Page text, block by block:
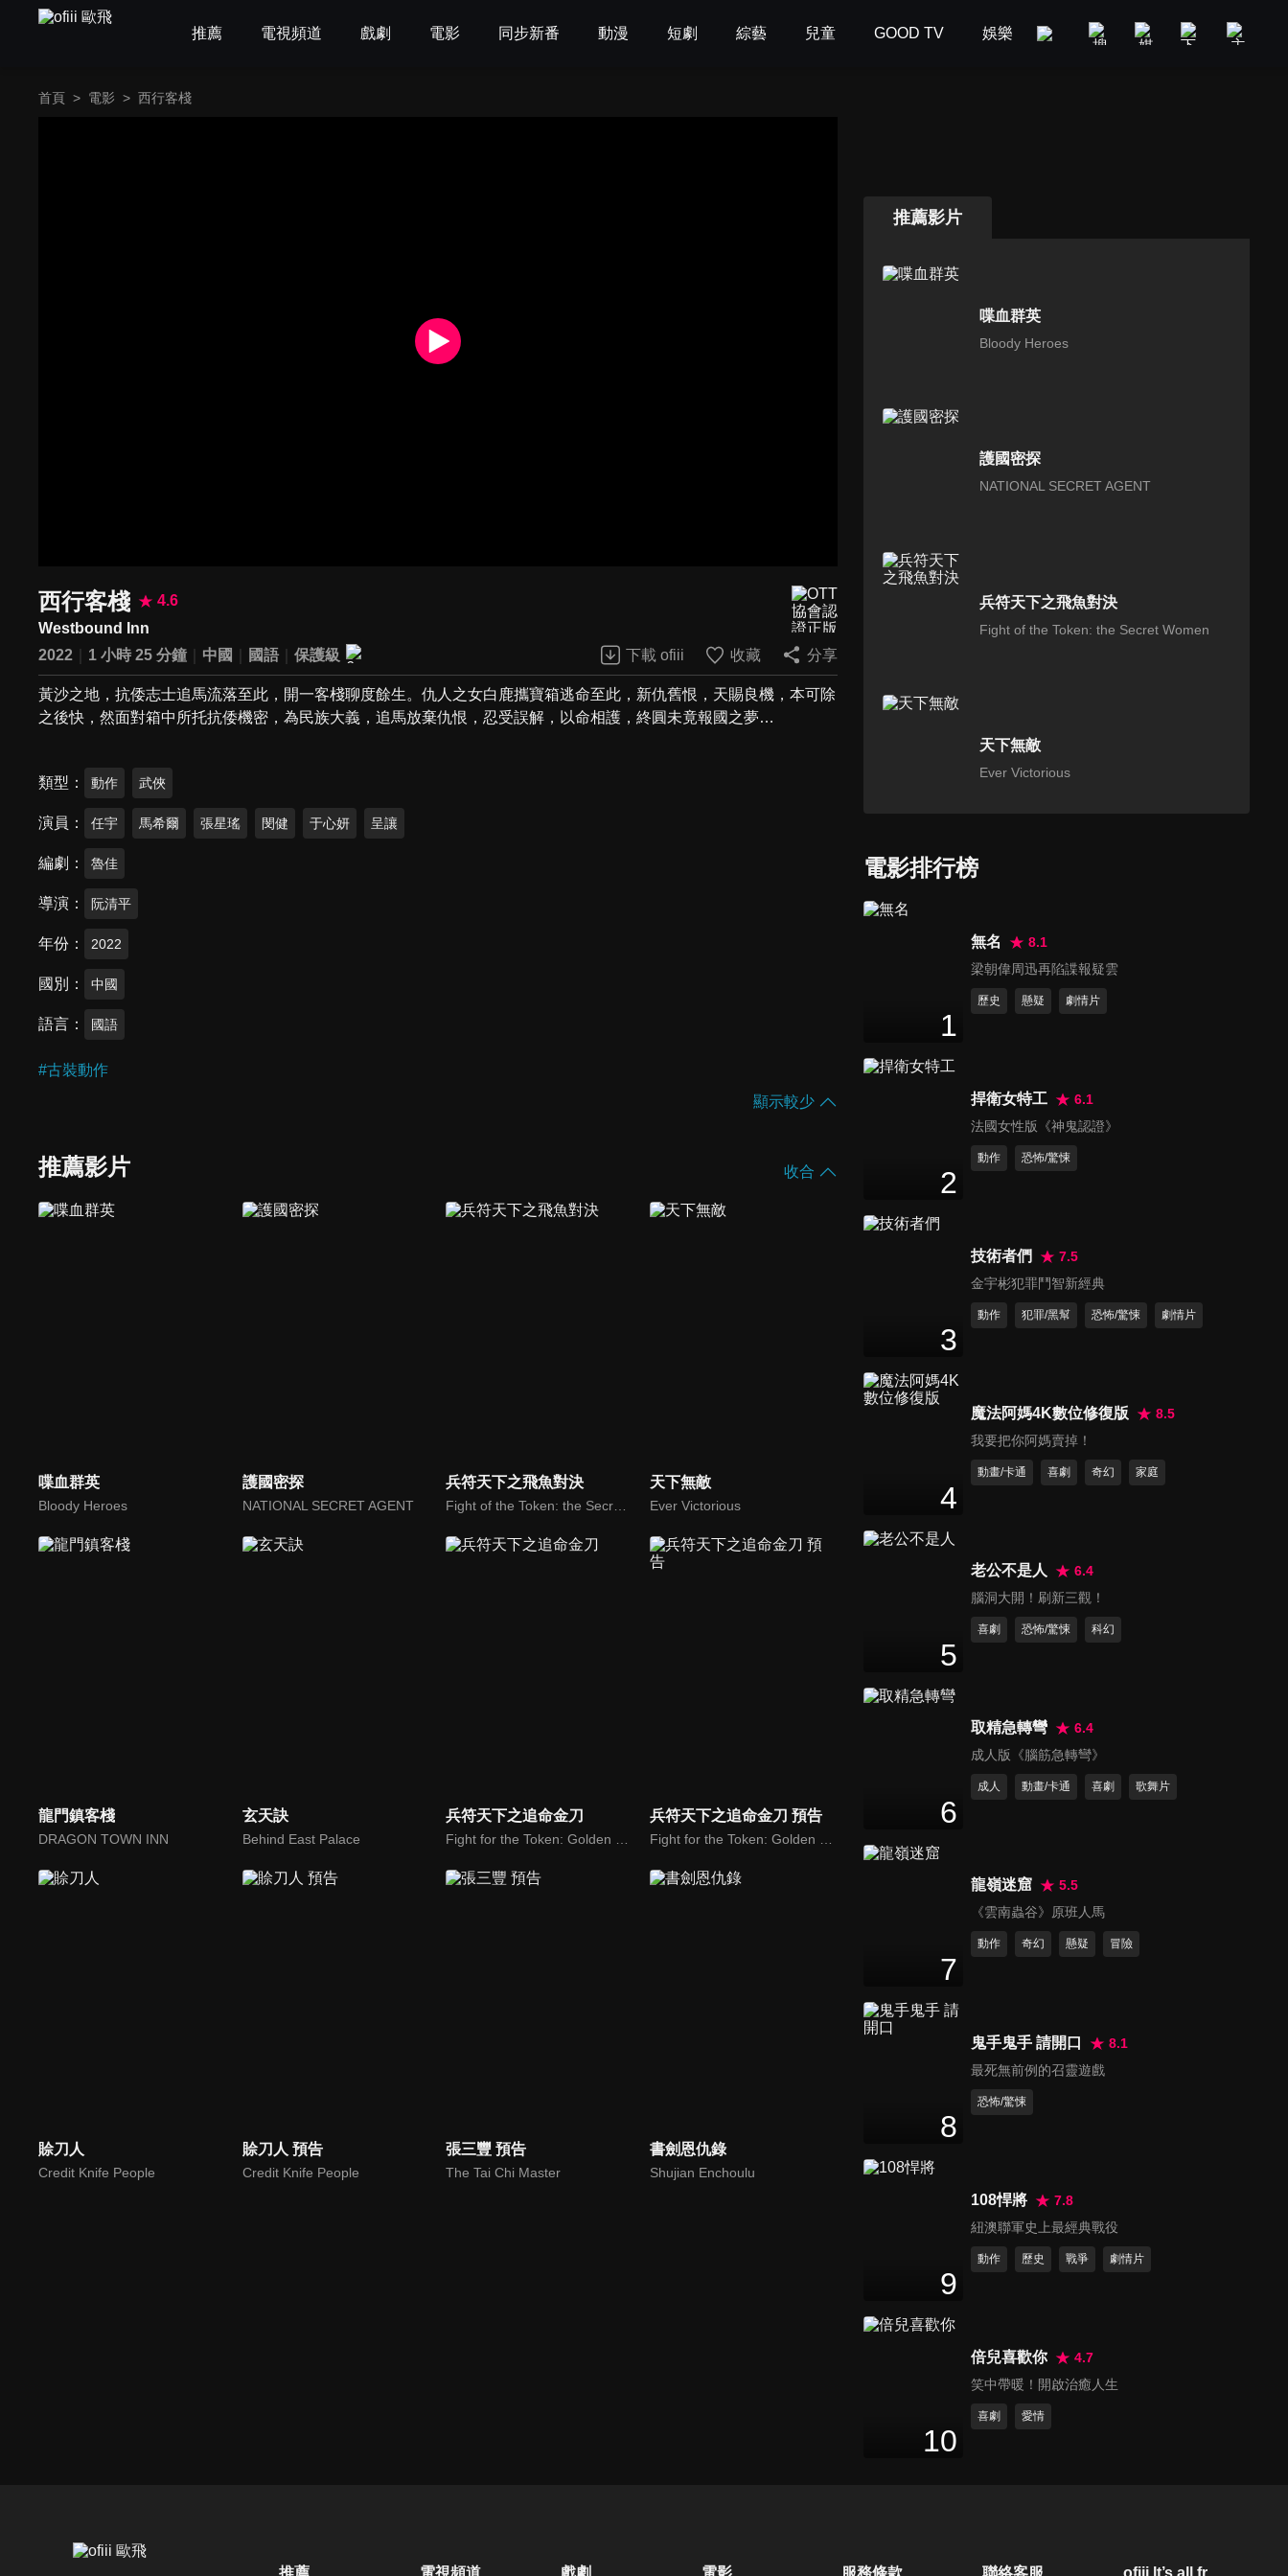
推薦 電視頻道 戲劇 電影 同步新番 動漫 短劇 綜藝 兒童 GOOD TV 娛樂 美食旅遊 新聞政論
首頁 > 電影 > 西行客棧
西行客棧
4.6
Westbound Inn
2022
1 小時 25 分鐘 中國 國語 保護級 下載 ofiii 收藏 分享
黃沙之地，抗倭志士追馬流落至此，開一客棧聊度餘生。仇人之女白鹿攜寶箱逃命至此，新仇舊恨，天賜良機，本可除
之後快，然面對箱中所托抗倭機密，為民族大義，追馬放棄仇恨，忍受誤解，以命相護，終圓未竟報國之夢…
類型 動作 武俠
演員 任宇 馬希爾 張星瑤 閔健 于心妍 呈讓
編劇 魯佳
導演 阮清平
年份 2022
國別 中國
語言 國語
#古裝動作
顯示較少
推薦影片 收合
喋血群英
Bloody Heroes
護國密探
NATIONAL SECRET AGENT
兵符天下之飛魚對決 天下無敵
Ever Victorious
龍門鎮客棧
DRAGON TOWN INN
玄天訣
Behind East Palace
兵符天下之追命金刀 兵符天下之追命金刀 預告
賒刀人
Credit Knife People
賒刀人 預告
Credit Knife People
張三豐 預告
The Tai Chi Master
書劍恩仇錄
Shujian Enchoulu
推薦影片
喋血群英
Bloody Heroes
護國密探
NATIONAL SECRET AGENT
兵符天下之飛魚對決
Fight of the Token: the Secret Women
天下無敵
Ever Victorious
兵符天下之追命金刀 預告
賒刀人 預告
Credit Knife People
張三豐 預告
書劍恩仇錄
Shujian Enchoulu
電影排行榜
1
無名
8.1
梁朝偉周迅再陷諜報疑雲
歷史 懸疑 劇情片
2
捍衛女特工
6.1
法國女性版《神鬼認證》
動作 恐怖/驚悚
3
技術者們
7.5
金宇彬犯罪鬥智新經典
動作 犯罪/黑幫 恐怖/驚悚 劇情片
4
魔法阿媽4K數位修復版
8.5
我要把你阿媽賣掉！
動畫/卡通 喜劇 奇幻 家庭
5
老公不是人
6.4
腦洞大開！刷新三觀！
喜劇 恐怖/驚悚 科幻
6
取精急轉彎
6.4
成人版《腦筋急轉彎》
成人 動畫/卡通 喜劇 歌舞片
7
龍嶺迷窟
5.5
《雲南蟲谷》原班人馬
動作 奇幻 懸疑 冒險
8
鬼手鬼手 請開口
8.1
最死無前例的召靈遊戲
恐怖/驚悚
9
108悍將
7.8
紐澳聯軍史上最經典戰役
動作 歷史 戰爭 劇情片
10
倍兒喜歡你
4.7
笑中帶暖！開啟治癒人生
喜劇 愛情
推薦 電視頻道 戲劇 電影 服務條款 聯絡客服